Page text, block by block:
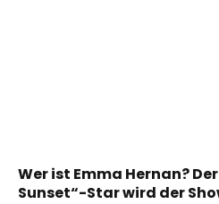
Wer ist Emma Hernan?
Sunset“-Star wird der